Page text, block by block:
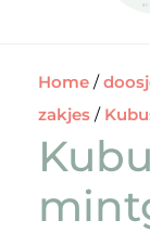
Home /
zakjes /